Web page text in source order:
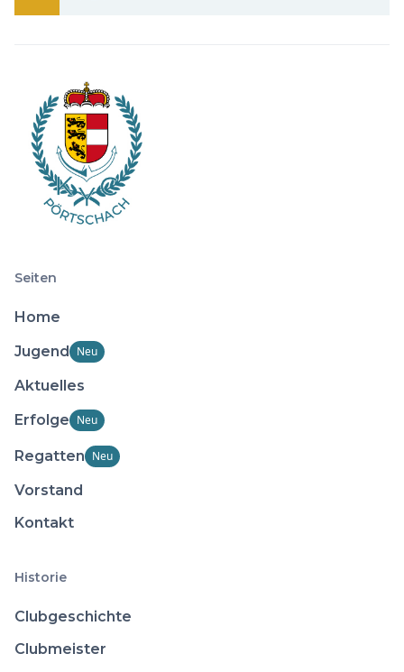
Seiten
Home
Jugend Neu
Aktuelles
Erfolge Neu
Regatten Neu
Vorstand
Kontakt
Historie
Clubgeschichte
Clubmeister